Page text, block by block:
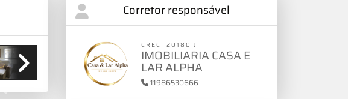
Next
Corretor responsável
CRECI 20180 J
IMOBILIARIA CASA E
LAR ALPHA
11986530666